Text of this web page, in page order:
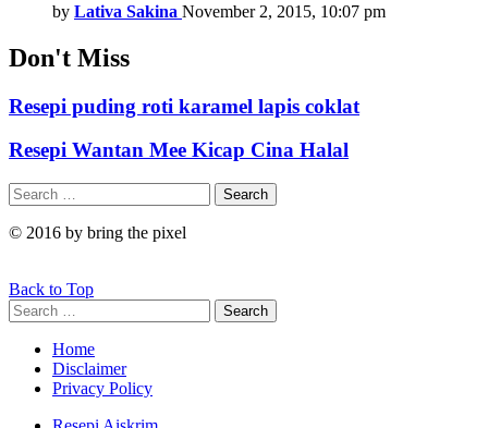
by Lativa Sakina November 2, 2015, 10:07 pm
Don't Miss
Resepi puding roti karamel lapis coklat
Resepi Wantan Mee Kicap Cina Halal
Search
for:
Search
© 2016 by bring the pixel
Back to Top
Search
for:
Search
Home
Disclaimer
Privacy Policy